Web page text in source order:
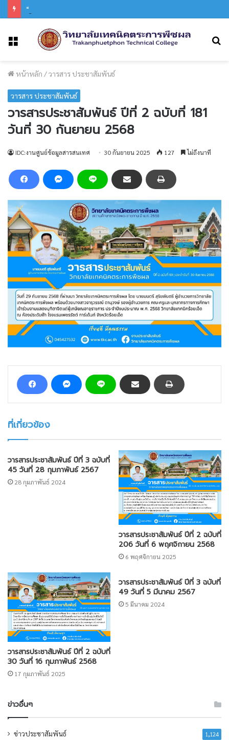
หน้าหลัก /วารสาร ประชาสัมพันธ์
วารสาร ประชาสัมพันธ์
วารสารประชาสัมพันธ์ ปีที่ 2 ฉบับที่ 181
วันที่ 30 กันยายน 2568
IDC:งานศูนย์ข้อมูลสารสนเทศ 30 กันยายน 2025 127 ไม่ถึงนาที
ที่เกี่ยวข้อง
วารสารประชาสัมพันธ์ ปีที่ 3 ฉบับที่
45 วันที่ 28 กุมภาพันธ์ 2567
28 กุมภาพันธ์ 2024
วารสารประชาสัมพันธ์ ปีที่ 2 ฉบับที่
206 วันที่ 6 พฤศจิกายน 2568
6 พฤศจิกายน 2025
วารสารประชาสัมพันธ์ ปีที่ 2 ฉบับที่
30 วันที่ 16 กุมภาพันธ์ 2568
17 กุมภาพันธ์ 2025
วารสารประชาสัมพันธ์ ปีที่ 3 ฉบับที่
49 วันที่ 5 มีนาคม 2567
5 มีนาคม 2024
ข่าวอื่นๆ
ข่าวประชาสัมพันธ์ 1,124